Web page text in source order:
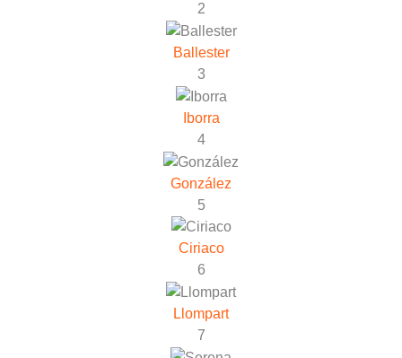
2
Ballester
3
Iborra
4
González
5
Ciriaco
6
Llompart
7